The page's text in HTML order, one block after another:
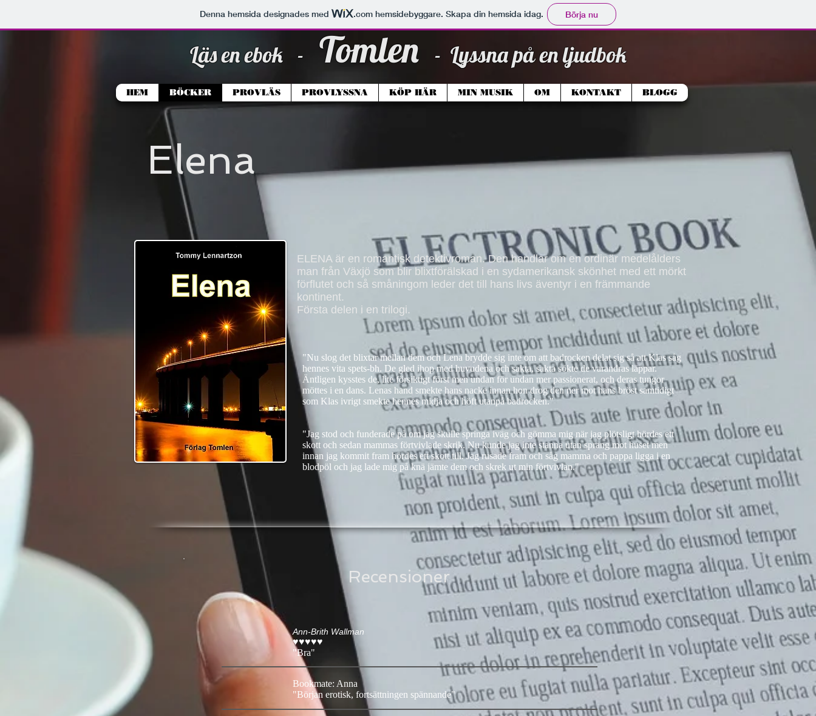
Denna hemsida designades med .com hemsidebyggare. Skapa din hemsida idag. Börja nu
Läs en ebok - Tomlen - Lyssna på en ljudbok
HEM BÖCKER PROVLÄS PROVLYSSNA KÖP HÄR MIN MUSIK OM KONTAKT BLOGG
Elena
ELENA är en romantisk detektivroman. Den handlar om en ordinär medelålders
man från Växjö som blir blixtförälskad i en sydamerikansk skönhet med ett mörkt
förflutet och så småningom leder det till hans livs äventyr i en främmande
kontinent.​
Första delen i en trilogi.
​"Nu slog det blixtar mellan dem och Lena brydde sig inte om att badrocken delat sig så att Klas såg
hennes vita spets-bh. De gled ihop med huvudena och sakta, sakta sökte de varandras läppar.
Äntligen kysstes de, lite försiktigt först men undan för undan mer passionerat, och deras tungor
möttes i en dans. Lenas hand smekte hans nacke innan hon drog den ner mot hans bröst samtidigt
som Klas ivrigt smekte hennes midja och höft utanpå badrocken."
"Jag stod och funderade på om jag skulle springa iväg och gömma mig när jag plötsligt hördes ett
skott och sedan mammas förtvivlade skrik. Nu kunde jag inte stanna utan sprang mot huset men
innan jag kommit fram hördes ett skott till. Jag rusade fram och såg mamma och pappa ligga i en
blodpöl och jag lade mig på knä jämte dem och skrek ut min förtvivlan."
Recensioner
Ann-Brith Wallman
♥♥♥♥♥
"Bra"
Bookmate: Anna
"Början erotisk, fortsättningen spännande"